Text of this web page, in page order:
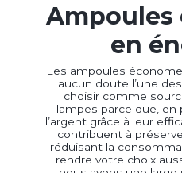
Ampoules
en
Les ampoules
aucun doute l’une
choisir comme
lampes parce que, en
l’argent grâce à leur
contribuent à
réduisant la
rendre votre choix